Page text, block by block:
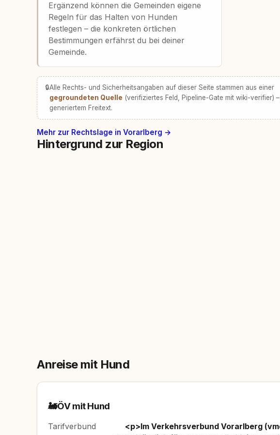
Ergänzend können die Gemeinden eigene
Regeln für das Halten von Hunden
festlegen – die konkreten örtlichen
Bestimmungen erfährst du bei deiner
Gemeinde.
🔒Alle Rechts- und Sicherheitsangaben auf dieser Seite stammen aus einer
gegroundeten Quelle (verifiziertes Feld, Pipeline-Gate mit wiki-verifier)
generiertem Freitext.
Mehr zur Rechtslage in Vorarlberg →
Hintergrund zur Region
Anreise mit Hund
🚂ÖV mit Hund
Tarifverbund
<p>Im Verkehrsverbund Vorarlberg